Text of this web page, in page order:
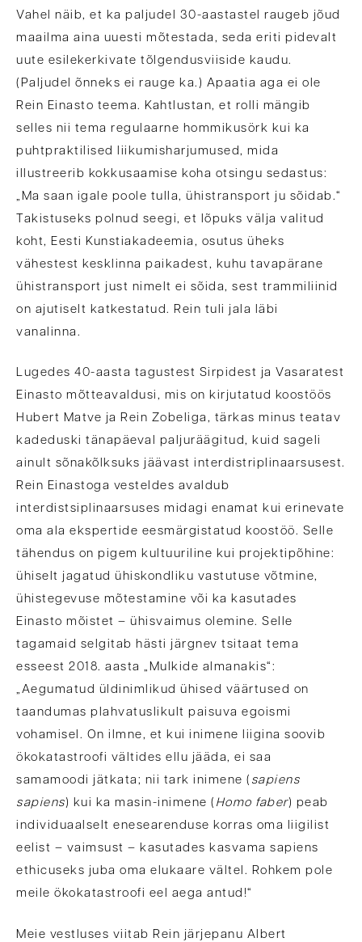
Vahel näib, et ka paljudel 30-aastastel raugeb jõud
maailma aina uuesti mõtestada, seda eriti pidevalt
uute esilekerkivate tõlgendusviiside kaudu.
(Paljudel õnneks ei rauge ka.) Apaatia aga ei ole
Rein Einasto teema. Kahtlustan, et rolli mängib
selles nii tema regulaarne hommikusörk kui ka
puhtpraktilised liikumisharjumused, mida
illustreerib kokkusaamise koha otsingu sedastus:
„Ma saan igale poole tulla, ühistransport ju sõidab.“
Takistuseks polnud seegi, et lõpuks välja valitud
koht, Eesti Kunstiakadeemia, osutus üheks
vähestest kesklinna paikadest, kuhu tavapärane
ühistransport just nimelt ei sõida, sest trammiliinid
on ajutiselt katkestatud. Rein tuli jala läbi
vanalinna.
Lugedes 40-aasta tagustest Sirpidest ja Vasaratest
Einasto mõtteavaldusi, mis on kirjutatud koostöös
Hubert Matve ja Rein Zobeliga, tärkas minus teatav
kadeduski tänapäeval paljuräägitud, kuid sageli
ainult sõnakõlksuks jäävast interdistriplinaarsusest.
Rein Einastoga vesteldes avaldub
interdistsiplinaarsuses midagi enamat kui erinevate
oma ala ekspertide eesmärgistatud koostöö. Selle
tähendus on pigem kultuuriline kui projektipõhine:
ühiselt jagatud ühiskondliku vastutuse võtmine,
ühistegevuse mõtestamine või ka kasutades
Einasto mõistet – ühisvaimus olemine. Selle
tagamaid selgitab hästi järgnev tsitaat tema
esseest 2018. aasta „Mulkide almanakis“:
„Aegumatud üldinimlikud ühised väärtused on
taandumas plahvatuslikult paisuva egoismi
vohamisel. On ilmne, et kui inimene liigina soovib
ökokatastroofi vältides ellu jääda, ei saa
samamoodi jätkata; nii tark inimene ( sapiens
sapiens) kui ka masin-inimene ( Homo faber) peab
individuaalselt enesearenduse korras oma liigilist
eelist – vaimsust – kasutades kasvama sapiens
ethicuseks juba oma elukaare vältel. Rohkem pole
meile ökokatastroofi eel aega antud!“
Meie vestluses viitab Rein järjepanu Albert